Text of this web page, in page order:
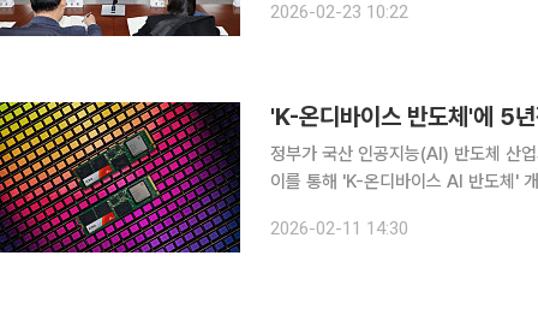
의원은 23일 국회에서 열린 고용노동
2026-02-23 10:22
'K-온디바이스 반도체'에 5
정부가 국산 인공지능(AI) 반도체 산
이를 통해 'K-온디바이스 AI 반도체' 개발을 본격화한다. 또한 연
체 기업 퓨리오사AI에서 'AI 반도체 핵
2026-02-11 14:30